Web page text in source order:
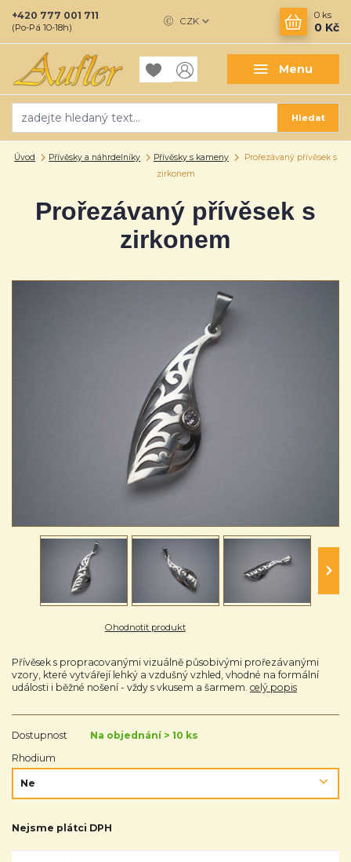
Menu
CZK
Hledat
+420 777 001 711
(Po-Pá 10-18h)
0 ks
0 Kč
Úvod Přívěsky a náhrdelníky Přívěsky s kameny
Prořezávaný přívěsek s
zirkonem
Prořezávaný přívěsek s
zirkonem
Ohodnotit produkt
Přívěsek s propracovanými vizuálně působivými prořezávanými
vzory, které vytvářejí lehký a vzdušný vzhled, vhodné na formální
události i běžné nošení - vždy s vkusem a šarmem. celý popis
Dostupnost
Na objednání > 10 ks
Rhodium
Nejsme plátci DPH